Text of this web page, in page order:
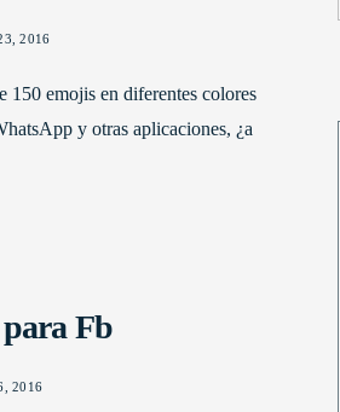
2016
150 emojis en diferentes colores
y otras aplicaciones, ¿a
Fb
2016